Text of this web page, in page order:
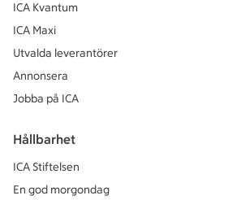
ICA Kvantum
ICA Maxi
Utvalda leverantörer
Annonsera
Jobba på ICA
Hållbarhet
ICA Stiftelsen
En god morgondag